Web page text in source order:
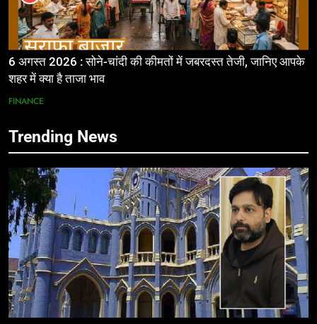
6 अगस्त 2026 : सोने-चांदी की कीमतों में जबरदस्त तेजी, जानिए आपके
शहर में क्या है ताजा भाव
FINANCE
Trending News